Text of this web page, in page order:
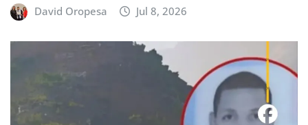
David Oropesa Jul 8, 2026